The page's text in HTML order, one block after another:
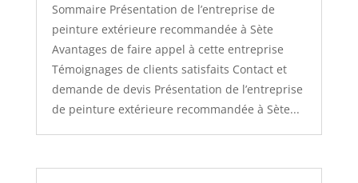
Sommaire Présentation de l’entreprise de
peinture extérieure recommandée à Sète
Avantages de faire appel à cette entreprise
Témoignages de clients satisfaits Contact et
demande de devis Présentation de l’entreprise
de peinture extérieure recommandée à Sète...